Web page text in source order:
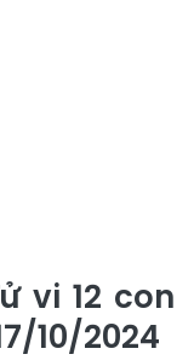
vi 12 con
10/2024